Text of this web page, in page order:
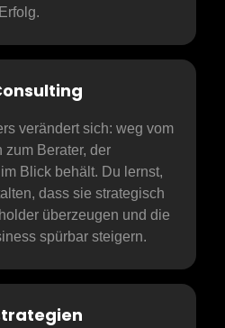
verändert sich: weg vom
zum Berater, der
Blick behält. Du lernst,
dass sie strategisch
überzeugen und die
spürbar steigern.